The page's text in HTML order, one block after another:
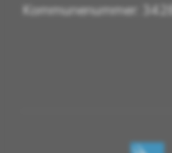
Kommunenummer: